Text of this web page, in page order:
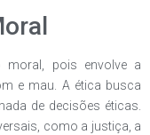
moral, pois envolve a
e mau. A ética busca
de decisões éticas.
como a justiça, a